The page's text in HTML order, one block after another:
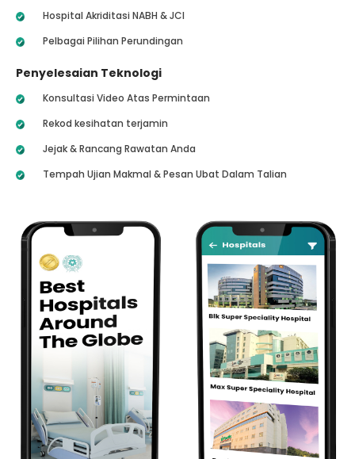
Hospital Akriditasi NABH & JCI
Pelbagai Pilihan Perundingan
Penyelesaian Teknologi
Konsultasi Video Atas Permintaan
Rekod kesihatan terjamin
Jejak & Rancang Rawatan Anda
Tempah Ujian Makmal & Pesan Ubat Dalam Talian